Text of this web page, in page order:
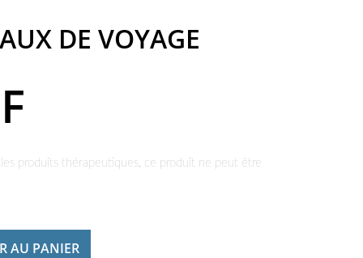
DE VOYAGE
produits thérapeutiques, ce produit ne peut être
AU PANIER